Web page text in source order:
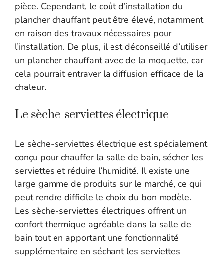
pièce. Cependant, le coût d’installation du
plancher chauffant peut être élevé, notamment
en raison des travaux nécessaires pour
l’installation. De plus, il est déconseillé d’utiliser
un plancher chauffant avec de la moquette, car
cela pourrait entraver la diffusion efficace de la
chaleur.
Le sèche-serviettes électrique
Le sèche-serviettes électrique est spécialement
conçu pour chauffer la salle de bain, sécher les
serviettes et réduire l’humidité. Il existe une
large gamme de produits sur le marché, ce qui
peut rendre difficile le choix du bon modèle.
Les sèche-serviettes électriques offrent un
confort thermique agréable dans la salle de
bain tout en apportant une fonctionnalité
supplémentaire en séchant les serviettes